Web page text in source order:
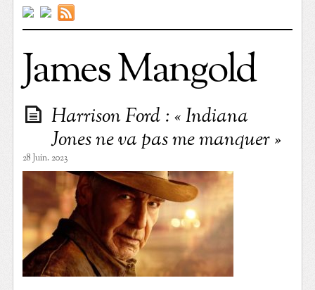
James Mangold
Harrison Ford : « Indiana
Jones ne va pas me manquer »
28 Juin. 2023